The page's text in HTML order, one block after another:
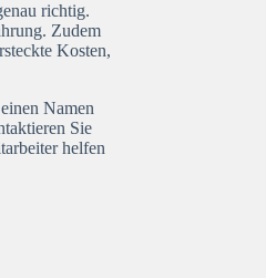
richtig.
Zudem
Kosten,
Namen
Sie
helfen